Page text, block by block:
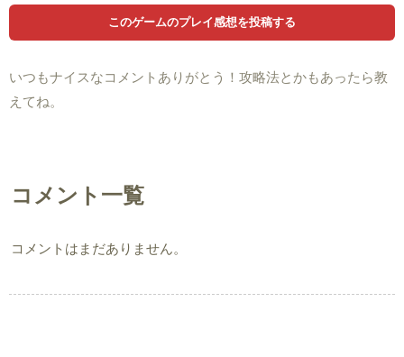
いつもナイスなコメントありがとう！攻略法とかもあったら教
えてね。
コメント一覧
コメントはまだありません。